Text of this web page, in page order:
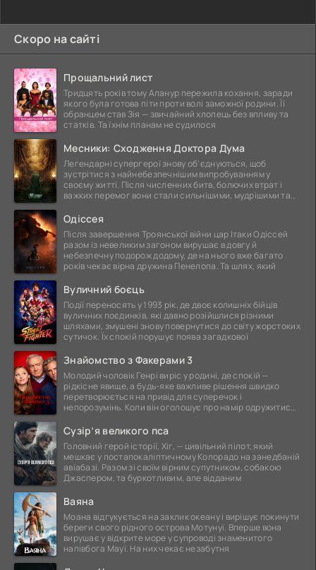
Скоро на сайті
Прощальний лист
Тридцять років тому Аланур пережила кохання, заради
якого була готова піти проти волі заможної родини. Її
обранцем став Зія — звичайний хлопець без впливу та
статків. Та їхнім планам не судилося
Месники: Сходження Доктора Дума
Легендарні супергерої знову об'єднуються, щоб
зустрітися з найнебезпечнішим випробуванням у
своєму житті. Після численних битв, болючих втрат і
важких перемог вони стали сильнішими, мудрішими та
Одіссея
Після завершення Троянської війни цар Ітаки Одіссей
разом із невеликим загоном вирушає в довгу й
небезпечну подорож додому, де на нього вже багато
років чекає вірна дружина Пенелопа. Та шлях, який
Вуличний боєць
Події переносять у 1993 рік, де двоє колишніх бійців
вуличних поєдинків, які давно розійшлися різними
шляхами, змушені знову повернутися до світу жорстоких
сутичок. Їх спокій порушує поява загадкової
Знайомство з Факерами 3
Молодий чоловік Генрі виріс у родині, де спокій —
рідкісне явище, а будь-яке важливе рішення швидко
перетворюється на привід для суперечок і
непорозумінь. Коли він оголошує про намір одружитися,
Сузір’я великого пса
Головний герой історії, Хіг, — цивільний пілот, який
мешкає у постапокаліптичному Колорадо на занедбаній
авіабазі. Разом зі своїм вірним супутником, собакою
Джаспером, та буркотливим, але відданим
Ваяна
Моана відгукується на заклик океану і вирішує покинути
береги свого рідного острова Мотунуї. Вперше вона
вирушає у відкрите море у супроводі знаменитого
напівбога Мауї. На них чекає незабутня